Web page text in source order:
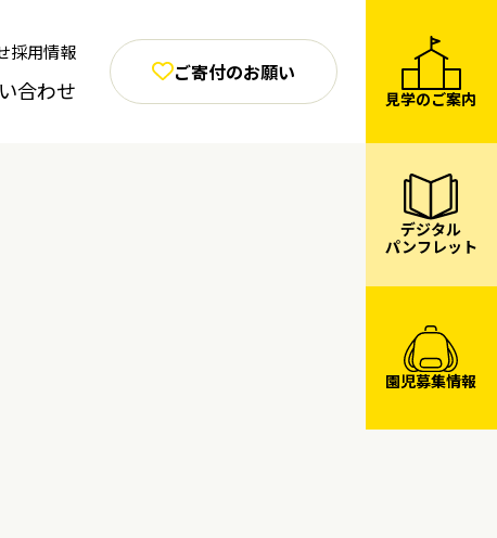
採用情報
合わせ
ご寄付のお願い
見学のご案内
デジタル
パンフレット
園児募集情報